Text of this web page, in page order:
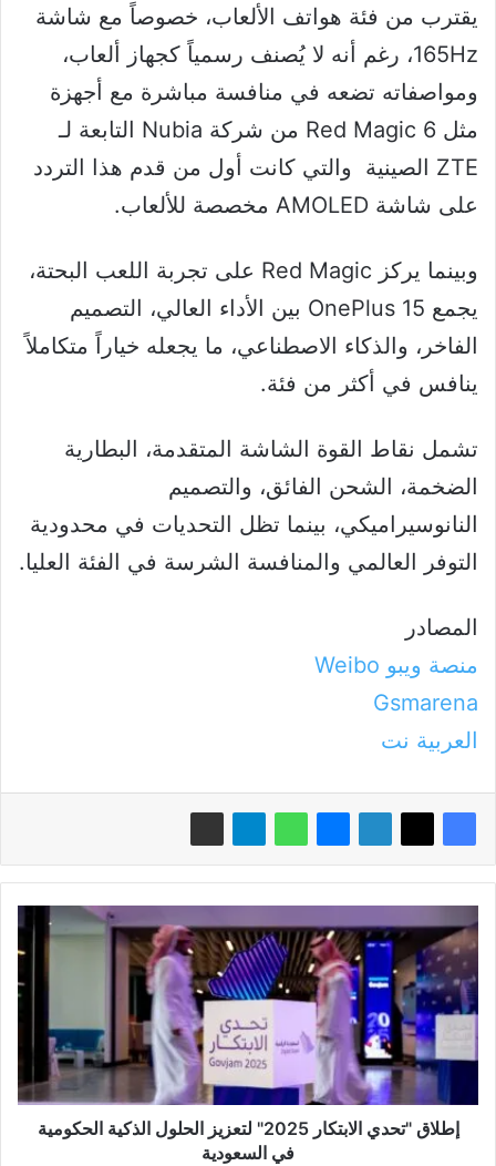
يقترب من فئة هواتف الألعاب، خصوصاً مع شاشة
165Hz، رغم أنه لا يُصنف رسمياً كجهاز ألعاب،
ومواصفاته تضعه في منافسة مباشرة مع أجهزة
مثل Red Magic 6 من شركة Nubia التابعة لـ
ZTE الصينية والتي كانت أول من قدم هذا التردد
على شاشة AMOLED مخصصة للألعاب.
وبينما يركز Red Magic على تجربة اللعب البحتة،
يجمع OnePlus 15 بين الأداء العالي، التصميم
الفاخر، والذكاء الاصطناعي، ما يجعله خياراً متكاملاً
ينافس في أكثر من فئة.
تشمل نقاط القوة الشاشة المتقدمة، البطارية
الضخمة، الشحن الفائق، والتصميم
النانوسيراميكي، بينما تظل التحديات في محدودية
التوفر العالمي والمنافسة الشرسة في الفئة العليا.
المصادر
منصة ويبو Weibo
Gsmarena
العربية نت
"تحدي
الابتكار
2025"
لتعزيز
الحلول
الذكية
الحكومية
في
السعودية
إطلاق "تحدي الابتكار 2025" لتعزيز الحلول الذكية الحكومية
في السعودية